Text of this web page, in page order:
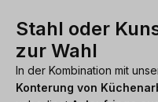
Stahl oder
zur Wahl
In der Kombination mit
Konterung von